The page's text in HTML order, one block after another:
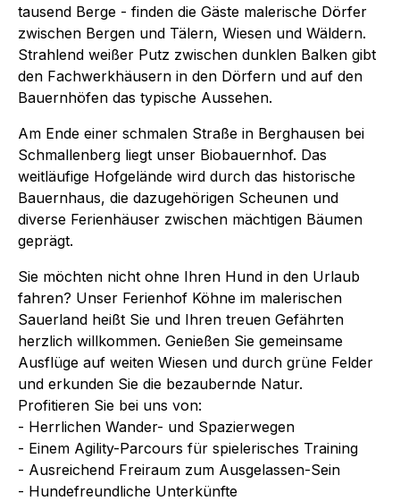
tausend Berge - finden die Gäste malerische Dörfer
zwischen Bergen und Tälern, Wiesen und Wäldern.
Strahlend weißer Putz zwischen dunklen Balken gibt
den Fachwerkhäusern in den Dörfern und auf den
Bauernhöfen das typische Aussehen.
Am Ende einer schmalen Straße in Berghausen bei
Schmallenberg liegt unser Biobauernhof. Das
weitläufige Hofgelände wird durch das historische
Bauernhaus, die dazugehörigen Scheunen und
diverse Ferienhäuser zwischen mächtigen Bäumen
geprägt.
Sie möchten nicht ohne Ihren Hund in den Urlaub
fahren? Unser Ferienhof Köhne im malerischen
Sauerland heißt Sie und Ihren treuen Gefährten
herzlich willkommen. Genießen Sie gemeinsame
Ausflüge auf weiten Wiesen und durch grüne Felder
und erkunden Sie die bezaubernde Natur.​
Profitieren Sie bei uns von:
- Herrlichen Wander- und Spazierwegen
- Einem Agility-Parcours für spielerisches Training
- Ausreichend Freiraum zum Ausgelassen-Sein
- Hundefreundliche Unterkünfte